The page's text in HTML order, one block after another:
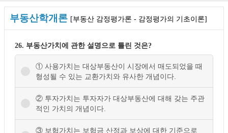
부동산학개론 [부동산 감정평가론 - 감정평가의 기초이론]
26. 부동산가치에 관한 설명으로 틀린 것은?
① 사용가치는 대상부동산이 시장에서 매도되었을 때
형성될 수 있는 교환가치와 유사한 개념이다.
② 투자가치는 투자자가 대상부동산에 대해 갖는 주관
적인 가치의 개념이다.
③ 보험가치는 보험금 산정과 보상에 대한 기준으로